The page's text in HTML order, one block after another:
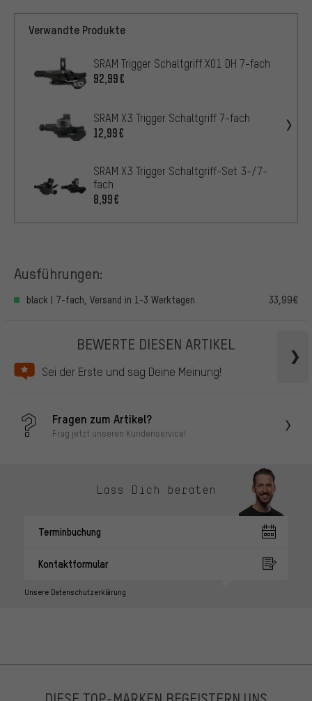
Verwandte Produkte
SRAM Trigger Schaltgriff X01 DH 7-fach
92,99€
SRAM X3 Trigger Schaltgriff 7-fach
12,99€
SRAM X3 Trigger Schaltgriff-Set 3-/7-
fach
8,99€
Ausführungen:
black | 7-fach, Versand in 1-3 Werktagen 33,99€
BEWERTE DIESEN ARTIKEL
Sei der Erste und sag Deine Meinung!
Fragen zum Artikel?
Frag jetzt unseren Kundenservice!
Lass Dich beraten
Terminbuchung
Kontaktformular
Unsere Datenschutzerklärung